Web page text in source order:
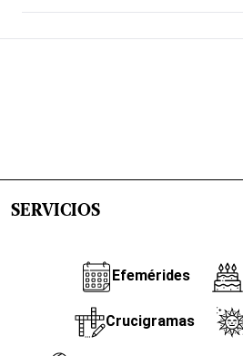
SERVICIOS
Efemérides
Crucigramas